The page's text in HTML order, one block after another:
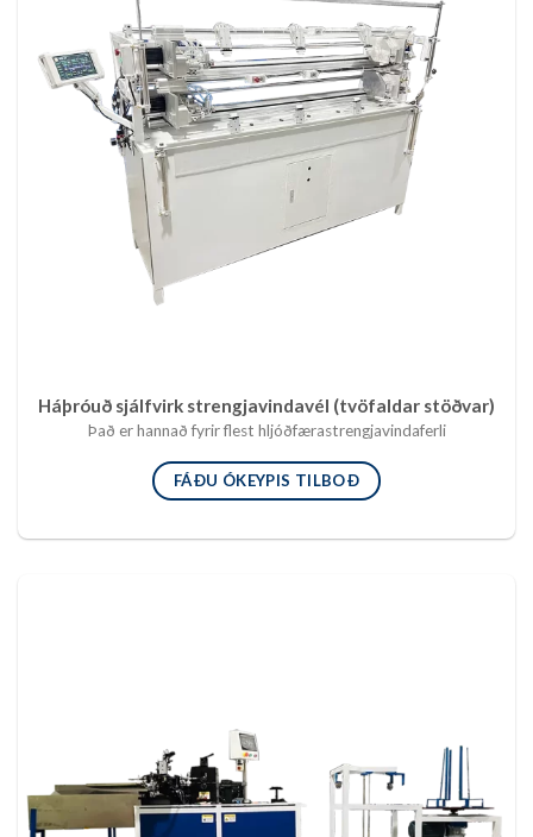
Háþróuð sjálfvirk strengjavindavél (tvöfaldar stöðvar)
Það er hannað fyrir flest hljóðfærastrengjavindaferli
FÁÐU ÓKEYPIS TILBOÐ